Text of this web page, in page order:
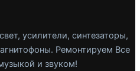
усилители, синтезаторы,
Ремонтируем Все
и звуком!